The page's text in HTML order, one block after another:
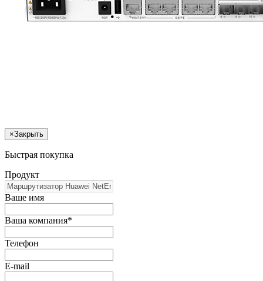
×Закрыть
Быстрая покупка
Продукт
Ваше имя
Ваша компания*
Телефон
E-mail